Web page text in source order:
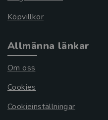
Köpvillkor
Allmänna länkar
Om oss
Cookies
Cookieinställningar